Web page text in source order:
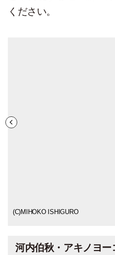
ください。
(C)MIHOKO ISHIGURO
(C)MIHOKO ISHIGURO
河内伯秋・アキノヨ